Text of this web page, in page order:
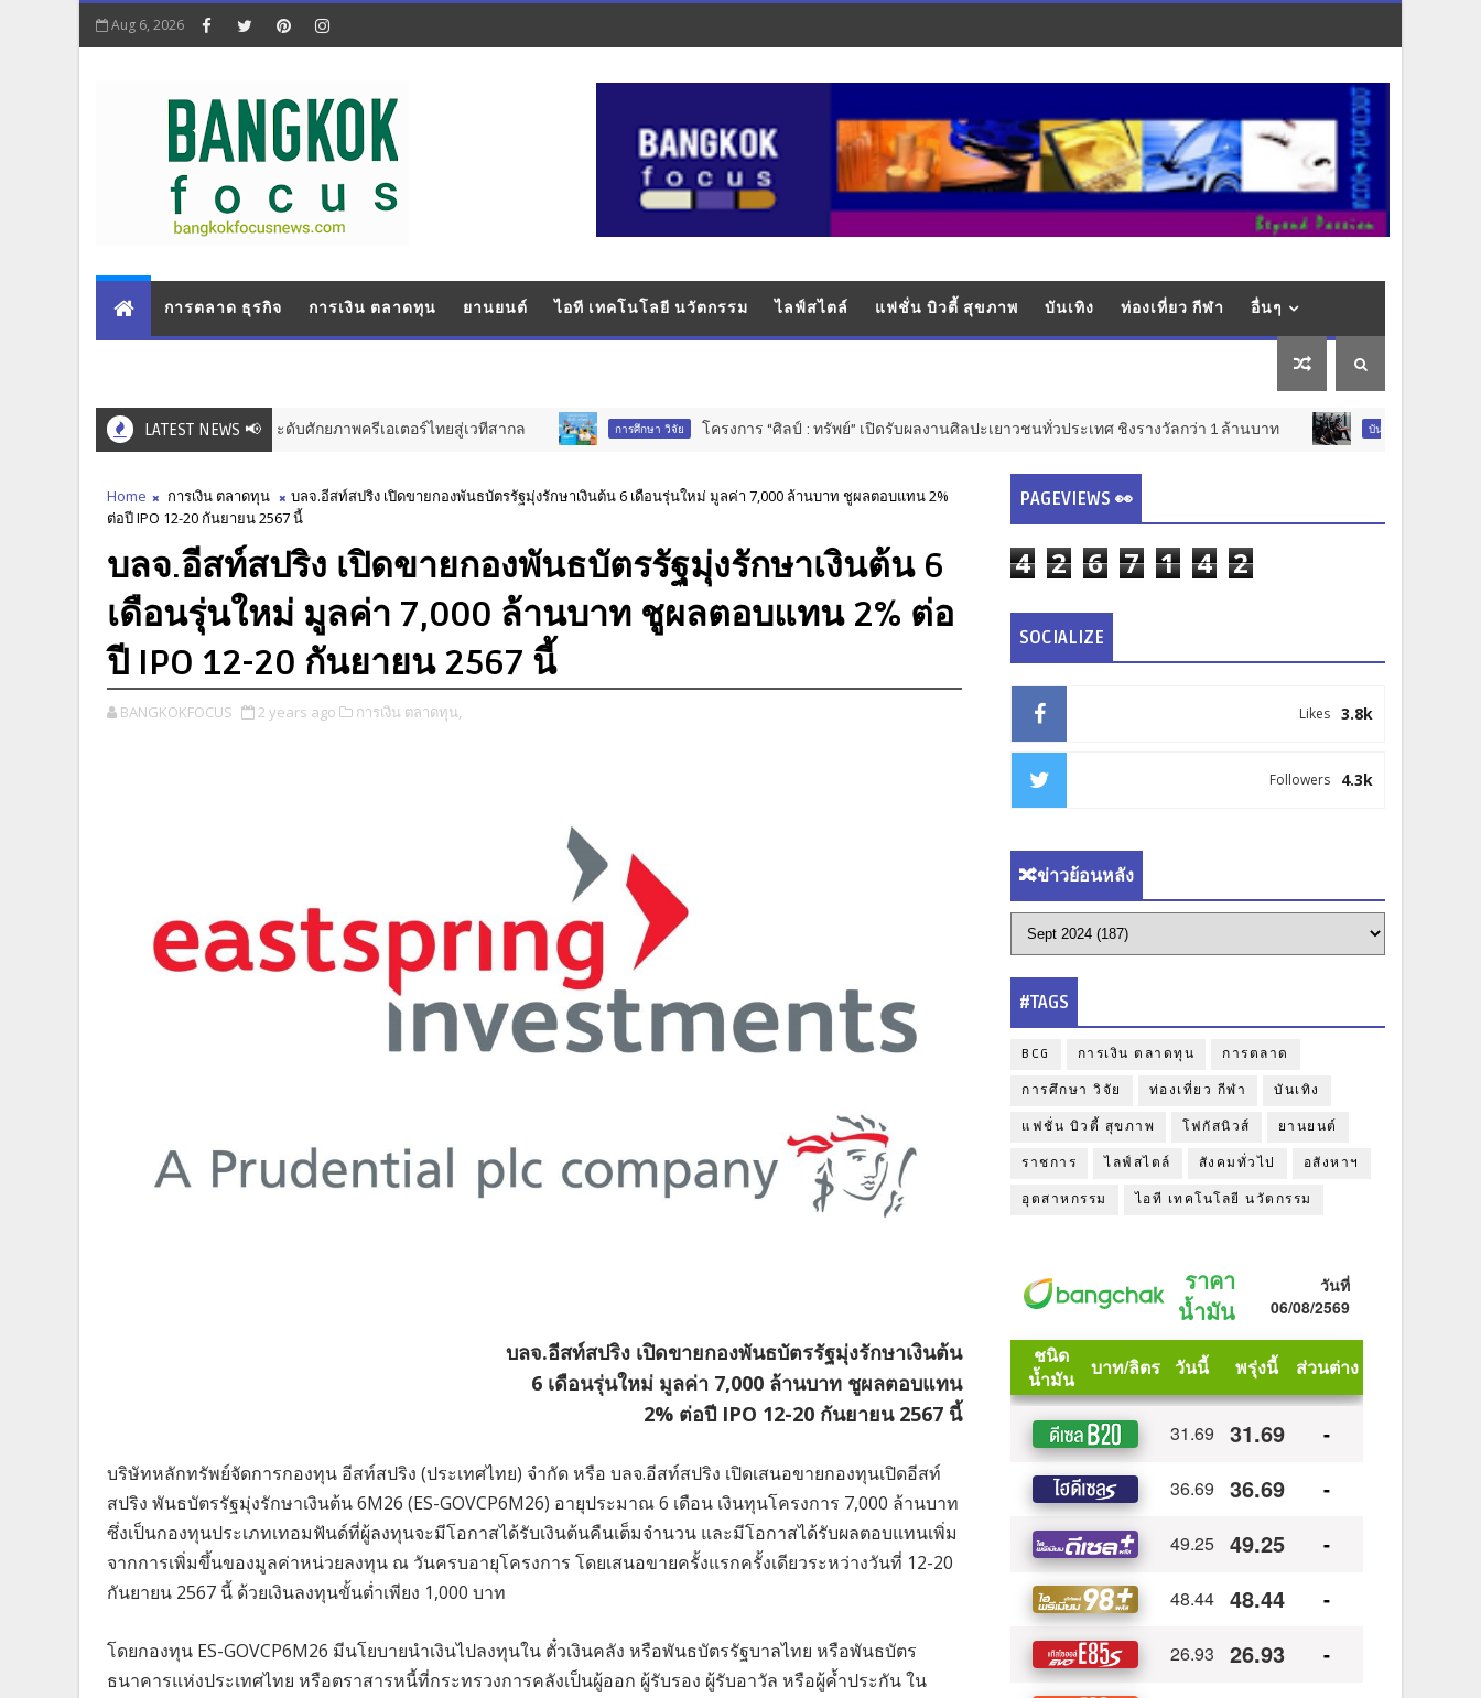
Aug 6, 2026
การตลาด ธุรกิจ การเงิน ตลาดทุน ยานยนต์ ไอที เทคโนโลยี นวัตกรรม ไลฟ์สไตล์ แฟชั่น บิวตี้ สุขภาพ บันเทิง ท่องเที่ยว กีฬา อื่นๆ
LATEST NEWS 📢
เปิดโปรเจกต์ "STARLAB" มุ่งยกระดับศักยภาพครีเอเตอร์ไทยสู่เวทีสากล การศึกษา วิจัย โครงการ “ศิลป์ : ทรัพย์” เปิดรับผลงานศิลปะเยาวชนทั่วประเทศ ชิงรางวัลกว่า 1 ล้านบาท บันเทิง “ดั๊ม คาราบาว”
Home การเงิน ตลาดทุน
บลจ.อีสท์สปริง เปิดขายกองพันธบัตรรัฐมุ่งรักษาเงินต้น 6 เดือนรุ่นใหม่ มูลค่า 7,000 ล้านบาท ชูผลตอบแทน 2%
ต่อปี IPO 12-20 กันยายน 2567 นี้
บลจ.อีสท์สปริง เปิดขายกองพันธบัตรรัฐมุ่งรักษาเงินต้น 6
เดือนรุ่นใหม่ มูลค่า 7,000 ล้านบาท ชูผลตอบแทน 2% ต่อ
ปี IPO 12-20 กันยายน 2567 นี้
BANGKOKFOCUS 2 years ago การเงิน ตลาดทุน,
บลจ.อีสท์สปริง เปิดขายกองพันธบัตรรัฐมุ่งรักษาเงินต้น
6 เดือนรุ่นใหม่ มูลค่า 7,000 ล้านบาท ชูผลตอบแทน
2% ต่อปี IPO 12-20 กันยายน 2567 นี้
บริษัทหลักทรัพย์จัดการกองทุน อีสท์สปริง (ประเทศไทย) จำกัด หรือ บลจ.อีสท์สปริง เปิดเสนอขายกองทุนเปิดอีสท์
สปริง พันธบัตรรัฐมุ่งรักษาเงินต้น 6M26 (ES-GOVCP6M26) อายุประมาณ 6 เดือน เงินทุนโครงการ 7,000 ล้านบาท
ซึ่งเป็นกองทุนประเภทเทอมฟันด์ที่ผู้ลงทุนจะมีโอกาสได้รับเงินต้นคืนเต็มจำนวน และมีโอกาสได้รับผลตอบแทนเพิ่ม
จากการเพิ่มขึ้นของมูลค่าหน่วยลงทุน ณ วันครบอายุโครงการ โดยเสนอขายครั้งแรกครั้งเดียวระหว่างวันที่ 12-20
กันยายน 2567 นี้ ด้วยเงินลงทุนขั้นต่ำเพียง 1,000 บาท
โดยกองทุน ES-GOVCP6M26 มีนโยบายนำเงินไปลงทุนใน ตั๋วเงินคลัง หรือพันธบัตรรัฐบาลไทย หรือพันธบัตร
ธนาคารแห่งประเทศไทย หรือตราสารหนี้ที่กระทรวงการคลังเป็นผู้ออก ผู้รับรอง ผู้รับอาวัล หรือผู้ค้ำประกัน ใน
PAGEVIEWS 👀
4 2 6 7 1 4 2
SOCIALIZE
3.8k
Likes
4.3k
Followers
🔀ข่าวย้อนหลัง
#TAGS
BCG การเงิน ตลาดทุน การตลาด
การศึกษา วิจัย ท่องเที่ยว กีฬา บันเทิง
แฟชั่น บิวตี้ สุขภาพ โฟกัสนิวส์ ยานยนต์
ราชการ ไลฟ์สไตล์ สังคมทั่วไป อสังหาฯ
อุตสาหกรรม ไอที เทคโนโลยี นวัตกรรม